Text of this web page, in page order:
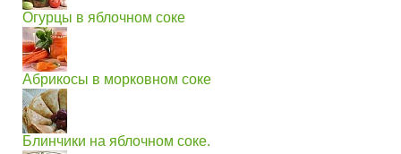
Огурцы в яблочном соке
Абрикосы в морковном соке
Блинчики на яблочном соке.